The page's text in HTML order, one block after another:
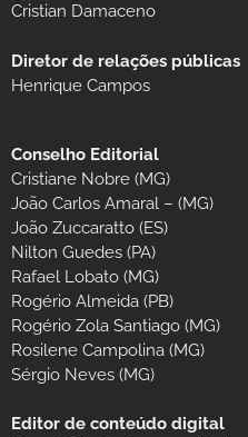
Cristian Damaceno
Diretor de relações públicas
Henrique Campos
Conselho Editorial
Cristiane Nobre (MG)
João Carlos Amaral – (MG)
João Zuccaratto (ES)
Nilton Guedes (PA)
Rafael Lobato (MG)
Rogério Almeida (PB)
Rogério Zola Santiago (MG)
Rosilene Campolina (MG)
Sérgio Neves (MG)
Editor de conteúdo digital